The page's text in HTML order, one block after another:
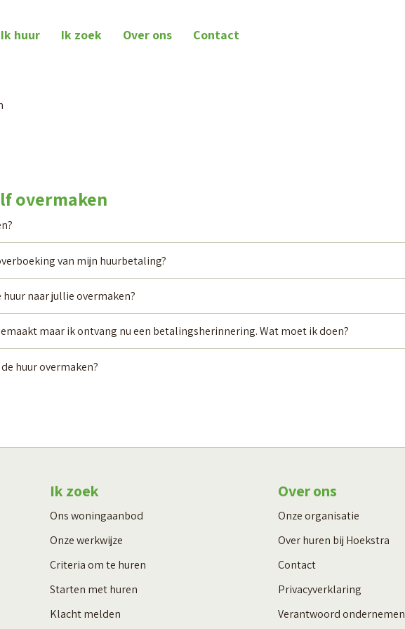
Ik huur Ik zoek Over ons Contact
overmaken
van mijn huurbetaling?
huur naar jullie overmaken?
maar ik ontvang nu een betalingsherinnering. Wat moet ik doen?
huur overmaken?
Ik zoek
Ons woningaanbod
Onze werkwijze
Criteria om te huren
Starten met huren
Klacht melden
Over ons
Onze organisatie
Over huren bij Hoekstra
Contact
Privacyverklaring
Verantwoord ondernemen